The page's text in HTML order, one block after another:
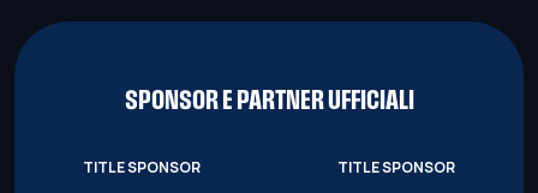
SPONSOR E PARTNER UFFICIALI
TITLE SPONSOR TITLE SPONSOR